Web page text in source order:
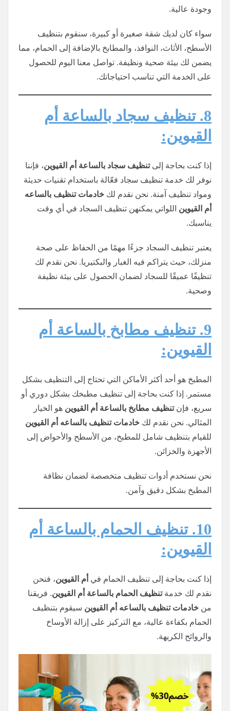
وجودة عالية.
سواء كان لديك شقة صغيرة أو كبيرة، سنقوم بتنظيف
الأسطح، الأثاث، النوافذ، والمطابخ بالإضافة إلى الحمام، مما
يضمن لك بيئة صحية ونظيفة. تواصل معنا اليوم للحصول
على الخدمة التي تناسب احتياجاتك.
8. تنظيف سجاد بالساعة أم
القيوين:
إذا كنت بحاجة إلىتنظيف سجاد بالساعة أم القيوين، فإننا
نوفر لك خدمة تنظيف سجاد فعّالة باستخدام تقنيات حديثة
ومواد تنظيف آمنة. نحن نقدم لك خادمات تنظيف بالساعه
أم القيوين اللواتي يمكنهن تنظيف السجاد في أي وقت
يناسبك.
يعتبر تنظيف السجاد جزءًا مهمًا من الحفاظ على صحة
منزلك، حيث يتراكم فيه الغبار والبكتيريا. نحن نقدم لك
تنظيفًا عميقًا للسجاد لضمان الحصول على بيئة نظيفة
وصحية.
9. تنظيف مطابخ بالساعة أم
القيوين:
المطبخ هو أحد أكثر الأماكن التي تحتاج إلى التنظيف بشكل
مستمر. إذا كنت بحاجة إلى تنظيف مطبخك بشكل دوري أو
سريع، فإنتنظيف مطابخ بالساعة أم القيوين هو الخيار
المثالي. نحن نقدم لك خادمات تنظيف بالساعه أم القيوين
للقيام بتنظيف شامل للمطبخ، من الأسطح والأحواض إلى
الأجهزة والخزائن.
نحن نستخدم أدوات تنظيف متخصصة لضمان نظافة
المطبخ بشكل دقيق وآمن.
10. تنظيف الحمام بالساعة أم
القيوين:
إذا كنت بحاجة إلى تنظيف الحمام في أم القيوين، فنحن
نقدم لك خدمةتنظيف الحمام بالساعة أم القيوين. فريقنا
من خادمات تنظيف بالساعه أم القيوين سيقوم بتنظيف
الحمام بكفاءة عالية، مع التركيز على إزالة الأوساخ
والروائح الكريهة.